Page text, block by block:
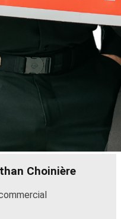
Choinière